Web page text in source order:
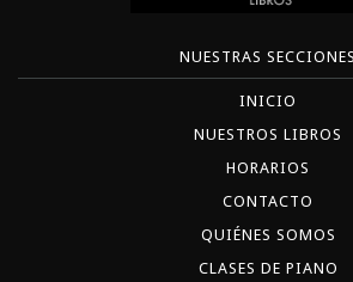
NUESTRAS SECCIONES
INICIO
NUESTROS LIBROS
HORARIOS
CONTACTO
QUIÉNES SOMOS
CLASES DE PIANO